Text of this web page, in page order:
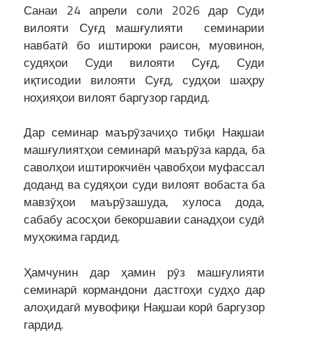
Санаи 24 апрели соли 2026 дар Суди
вилояти Суғд машғулияти семинарии
навбатӣ бо иштироки раисон, муовинон,
судяҳои Суди вилояти Суғд, Суди
иқтисодии вилояти Суғд, судҳои шаҳру
ноҳияҳои вилоят баргузор гардид.
Дар семинар маърӯзачиҳо тибқи Нақшаи
машғулиятҳои семинарӣ маърӯза карда, ба
саволҳои иштирокчиён ҷавобҳои муфассал
доданд ва судяҳои суди вилоят вобаста ба
мавзӯҳои маърӯзашуда, хулоса дода,
сабабу асосҳои бекоршавии санадҳои судӣ
муҳокима гардид.
Ҳамчунин дар ҳамин рӯз машғулияти
семинарӣ кормандони дастгоҳи судҳо дар
алоҳидагӣ мувофиқи Нақшаи корӣ баргузор
гардид.